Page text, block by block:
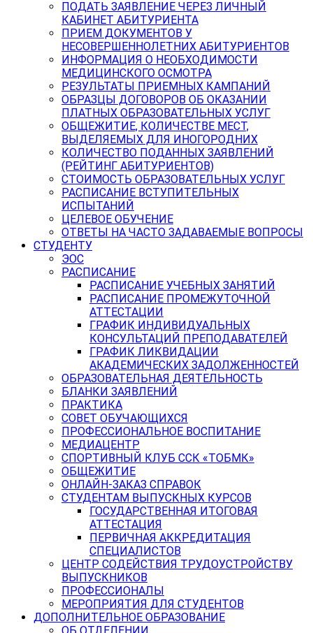
ПОДАТЬ ЗАЯВЛЕНИЕ ЧЕРЕЗ ЛИЧНЫЙ
КАБИНЕТ АБИТУРИЕНТА
ПРИЕМ ДОКУМЕНТОВ У
НЕСОВЕРШЕННОЛЕТНИХ АБИТУРИЕНТОВ
ИНФОРМАЦИЯ О НЕОБХОДИМОСТИ
МЕДИЦИНСКОГО ОСМОТРА
РЕЗУЛЬТАТЫ ПРИЕМНЫХ КАМПАНИЙ
ОБРАЗЦЫ ДОГОВОРОВ ОБ ОКАЗАНИИ
ПЛАТНЫХ ОБРАЗОВАТЕЛЬНЫХ УСЛУГ
ОБЩЕЖИТИЕ, КОЛИЧЕСТВЕ МЕСТ,
ВЫДЕЛЯЕМЫХ ДЛЯ ИНОГОРОДНИХ
КОЛИЧЕСТВО ПОДАННЫХ ЗАЯВЛЕНИЙ
(РЕЙТИНГ АБИТУРИЕНТОВ)
СТОИМОСТЬ ОБРАЗОВАТЕЛЬНЫХ УСЛУГ
РАСПИСАНИЕ ВСТУПИТЕЛЬНЫХ
ИСПЫТАНИЙ
ЦЕЛЕВОЕ ОБУЧЕНИЕ
ОТВЕТЫ НА ЧАСТО ЗАДАВАЕМЫЕ ВОПРОСЫ
СТУДЕНТУ
ЭОС
РАСПИСАНИЕ
РАСПИСАНИЕ УЧЕБНЫХ ЗАНЯТИЙ
РАСПИСАНИЕ ПРОМЕЖУТОЧНОЙ
АТТЕСТАЦИИ
ГРАФИК ИНДИВИДУАЛЬНЫХ
КОНСУЛЬТАЦИЙ ПРЕПОДАВАТЕЛЕЙ
ГРАФИК ЛИКВИДАЦИИ
АКАДЕМИЧЕСКИХ ЗАДОЛЖЕННОСТЕЙ
ОБРАЗОВАТЕЛЬНАЯ ДЕЯТЕЛЬНОСТЬ
БЛАНКИ ЗАЯВЛЕНИЙ
ПРАКТИКА
СОВЕТ ОБУЧАЮЩИХСЯ
ПРОФЕССИОНАЛЬНОЕ ВОСПИТАНИЕ
МЕДИАЦЕНТР
СПОРТИВНЫЙ КЛУБ ССК «ТОБМК»
ОБЩЕЖИТИЕ
ОНЛАЙН-ЗАКАЗ СПРАВОК
СТУДЕНТАМ ВЫПУСКНЫХ КУРСОВ
ГОСУДАРСТВЕННАЯ ИТОГОВАЯ
АТТЕСТАЦИЯ
ПЕРВИЧНАЯ АККРЕДИТАЦИЯ
СПЕЦИАЛИСТОВ
ЦЕНТР СОДЕЙСТВИЯ ТРУДОУСТРОЙСТВУ
ВЫПУСКНИКОВ
ПРОФЕССИОНАЛЫ
МЕРОПРИЯТИЯ ДЛЯ СТУДЕНТОВ
ДОПОЛНИТЕЛЬНОЕ ОБРАЗОВАНИЕ